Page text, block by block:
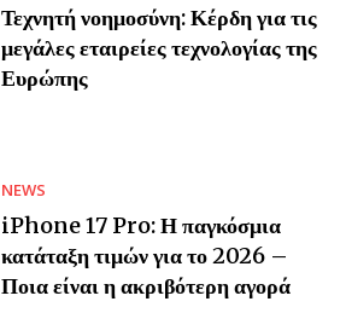
Τεχνητή νοημοσύνη: Κέρδη για τις
μεγάλες εταιρείες τεχνολογίας της
Ευρώπης
NEWS
iPhone 17 Pro: Η παγκόσμια
κατάταξη τιμών για το 2026 –
Ποια είναι η ακριβότερη αγορά